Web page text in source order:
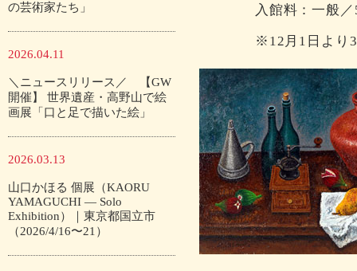
の芸術家たち」
2026.04.11
＼ニュースリリース／ 【GW
開催】 世界遺産・高野山で絵
画展「口と足で描いた絵」
2026.03.13
山口かほる 個展（KAORU
YAMAGUCHI — Solo
Exhibition）｜東京都国立市
（2026/4/16〜21）
入館料：一般
※12月1日より